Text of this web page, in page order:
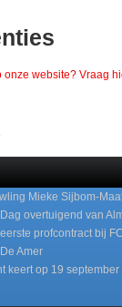
Mieke Sijbom-
overtuigend van
profcontract bij
Amer
keert op 19